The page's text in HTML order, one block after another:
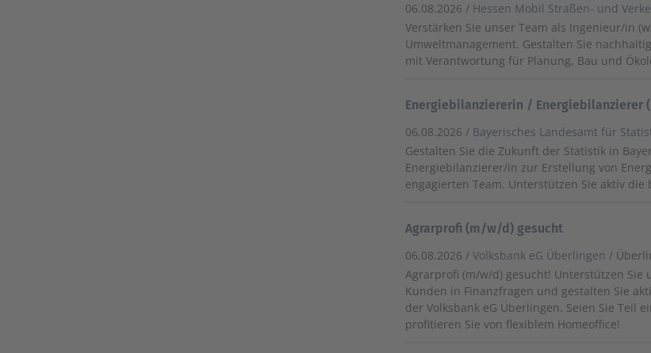
06.08.2026 / Hessen Mobil Straßen- und
Verstärken Sie unser Team als Ingenieur/in
Umweltmanagement. Gestalten Sie
mit Verantwortung für Planung, Bau und
Energiebilanziererin / Energiebilanzierer
06.08.2026 / Bayerisches Landesamt für
Gestalten Sie die Zukunft der Statistik in
Energiebilanzierer/in zur Erstellung von
engagierten Team. Unterstützen Sie aktiv die
Agrarprofi (m/w/d) gesucht
06.08.2026 /Volksbank eG Überlingen /
Agrarprofi (m/w/d) gesucht! Unterstützen Sie
Kunden in Finanzfragen und gestalten Sie
der Volksbank eG Überlingen. Seien Sie Teil
profitieren Sie von flexiblem Homeoffice!